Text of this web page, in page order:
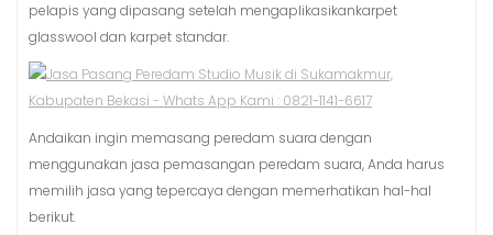
pelapis yang dipasang setelah mengaplikasikankarpet
glasswool dan karpet standar.
Andaikan ingin memasang peredam suara dengan
menggunakan jasa pemasangan peredam suara, Anda harus
memilih jasa yang tepercaya dengan memerhatikan hal-hal
berikut.